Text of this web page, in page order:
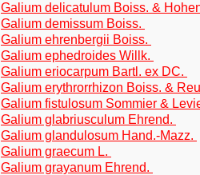
Galium delicatulum Boiss. &
Galium demissum Boiss.
Galium ehrenbergii Boiss.
Galium ephedroides Willk.
Galium eriocarpum Bartl. ex DC.
Galium erythrorrhizon Boiss. &
Galium fistulosum Sommier &
Galium glabriusculum Ehrend.
Galium glandulosum Hand.-Mazz.
Galium graecum L.
Galium grayanum Ehrend.